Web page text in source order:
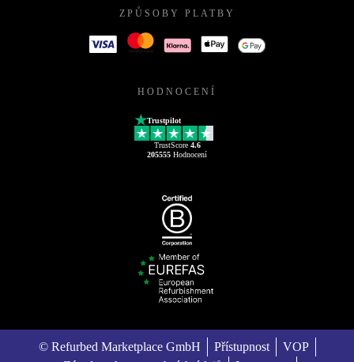
ZPŮSOBY PLATBY
HODNOCENÍ
Trustpilot
TrustScore 4.6
205555 Hodnocení
© Refurbed Marketplace GmbH Přístupnost
VOP